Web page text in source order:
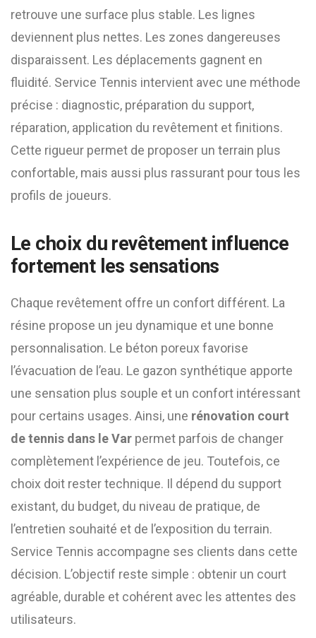
retrouve une surface plus stable. Les lignes
deviennent plus nettes. Les zones dangereuses
disparaissent. Les déplacements gagnent en
fluidité. Service Tennis intervient avec une méthode
précise : diagnostic, préparation du support,
réparation, application du revêtement et finitions.
Cette rigueur permet de proposer un terrain plus
confortable, mais aussi plus rassurant pour tous les
profils de joueurs.
Le choix du revêtement influence
fortement les sensations
Chaque revêtement offre un confort différent. La
résine propose un jeu dynamique et une bonne
personnalisation. Le béton poreux favorise
l’évacuation de l’eau. Le gazon synthétique apporte
une sensation plus souple et un confort intéressant
pour certains usages. Ainsi, une rénovation court
de tennis dans le Var permet parfois de changer
complètement l’expérience de jeu. Toutefois, ce
choix doit rester technique. Il dépend du support
existant, du budget, du niveau de pratique, de
l’entretien souhaité et de l’exposition du terrain.
Service Tennis accompagne ses clients dans cette
décision. L’objectif reste simple : obtenir un court
agréable, durable et cohérent avec les attentes des
utilisateurs.